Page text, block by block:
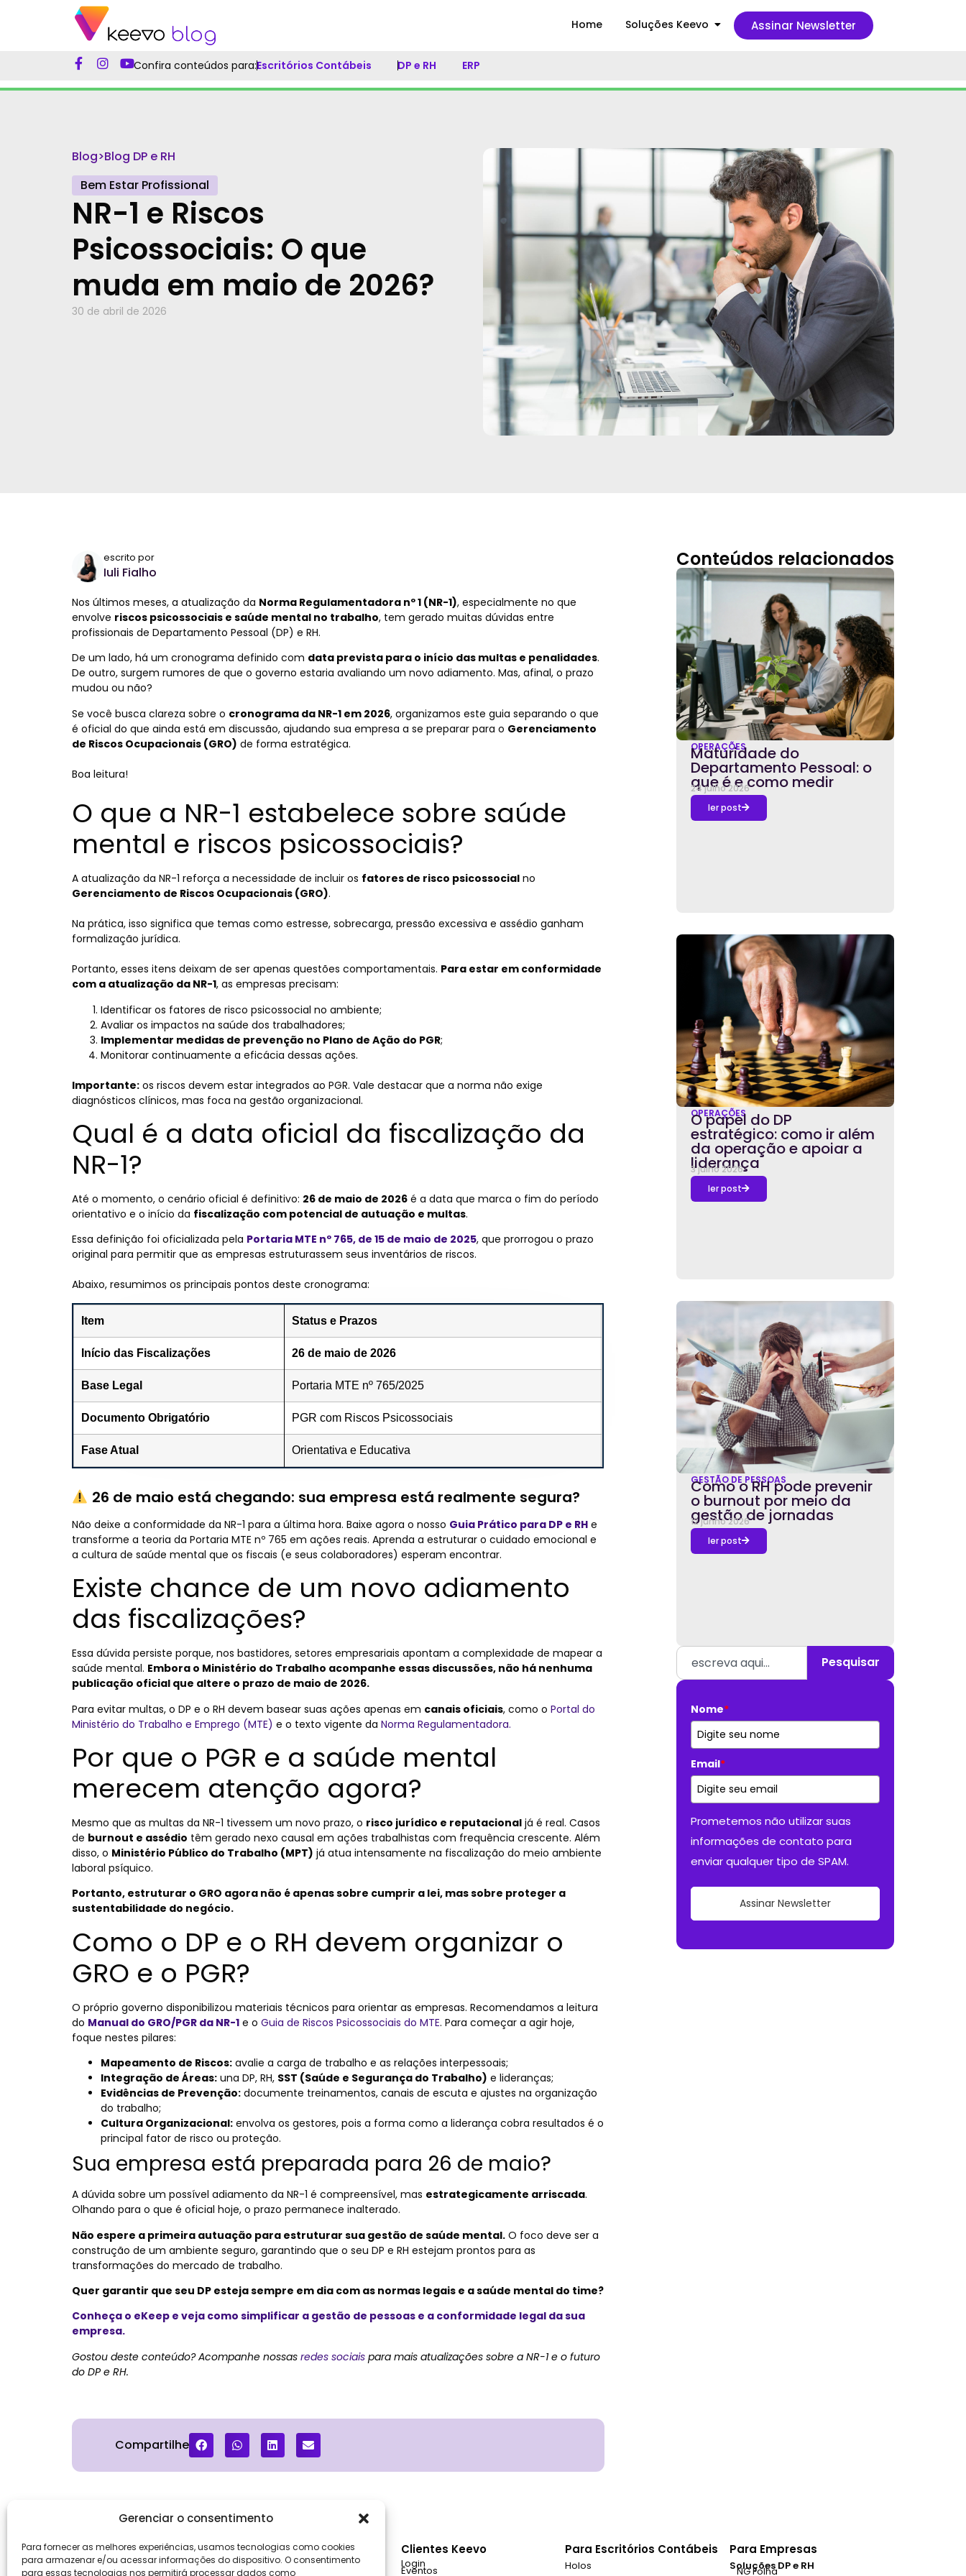
Gerenciar o consentimento
Para fornecer as melhores experiências, usamos tecnologias como cookies
para armazenar e/ou acessar informações do dispositivo. O consentimento
para essas tecnologias nos permitirá processar dados como
Home Soluções Keevo Assinar Newsletter
Confira conteúdos para:Escritórios Contábeis DP e RH ERP
Blog>Blog DP e RH
Bem Estar Profissional
NR-1 e Riscos
Psicossociais: O que
muda em maio de 2026?
30 de abril de 2026
escrito por
Iuli Fialho
Nos últimos meses, a atualização da Norma Regulamentadora nº 1 (NR-1), especialmente no que
envolve riscos psicossociais e saúde mental no trabalho, tem gerado muitas dúvidas entre
profissionais de Departamento Pessoal (DP) e RH.
De um lado, há um cronograma definido com data prevista para o início das multas e penalidades.
De outro, surgem rumores de que o governo estaria avaliando um novo adiamento. Mas, afinal, o prazo
mudou ou não?
Se você busca clareza sobre o cronograma da NR-1 em 2026, organizamos este guia separando o que
é oficial do que ainda está em discussão, ajudando sua empresa a se preparar para o Gerenciamento
de Riscos Ocupacionais (GRO) de forma estratégica.
Boa leitura!
O que a NR-1 estabelece sobre saúde
mental e riscos psicossociais?
A atualização da NR-1 reforça a necessidade de incluir os fatores de risco psicossocial no
Gerenciamento de Riscos Ocupacionais (GRO).
Na prática, isso significa que temas como estresse, sobrecarga, pressão excessiva e assédio ganham
formalização jurídica.
Portanto, esses itens deixam de ser apenas questões comportamentais. Para estar em conformidade
com a atualização da NR-1, as empresas precisam:
Identificar os fatores de risco psicossocial no ambiente;
Avaliar os impactos na saúde dos trabalhadores;
Implementar medidas de prevenção no Plano de Ação do PGR;
Monitorar continuamente a eficácia dessas ações.
Importante: os riscos devem estar integrados ao PGR. Vale destacar que a norma não exige
diagnósticos clínicos, mas foca na gestão organizacional.
Qual é a data oficial da fiscalização da
NR-1?
Até o momento, o cenário oficial é definitivo: 26 de maio de 2026 é a data que marca o fim do período
orientativo e o início da fiscalização com potencial de autuação e multas.
Essa definição foi oficializada pela Portaria MTE nº 765, de 15 de maio de 2025, que prorrogou o prazo
original para permitir que as empresas estruturassem seus inventários de riscos.
Abaixo, resumimos os principais pontos deste cronograma:
Item Status e Prazos
Início das Fiscalizações 26 de maio de 2026
Base Legal Portaria MTE nº 765/2025
Documento Obrigatório PGR com Riscos Psicossociais
Fase Atual Orientativa e Educativa
26 de maio está chegando: sua empresa está realmente segura?
Não deixe a conformidade da NR-1 para a última hora. Baixe agora o nosso Guia Prático para DP e RH e
transforme a teoria da Portaria MTE nº 765 em ações reais. Aprenda a estruturar o cuidado emocional e
a cultura de saúde mental que os fiscais (e seus colaboradores) esperam encontrar.
Existe chance de um novo adiamento
das fiscalizações?
Essa dúvida persiste porque, nos bastidores, setores empresariais apontam a complexidade de mapear a
saúde mental. Embora o Ministério do Trabalho acompanhe essas discussões, não há nenhuma
publicação oficial que altere o prazo de maio de 2026.
Para evitar multas, o DP e o RH devem basear suas ações apenas em canais oficiais, como o Portal do
Ministério do Trabalho e Emprego (MTE) e o texto vigente da Norma Regulamentadora.
Por que o PGR e a saúde mental
merecem atenção agora?
Mesmo que as multas da NR-1 tivessem um novo prazo, o risco jurídico e reputacional já é real. Casos
de burnout e assédio têm gerado nexo causal em ações trabalhistas com frequência crescente. Além
disso, o Ministério Público do Trabalho (MPT) já atua intensamente na fiscalização do meio ambiente
laboral psíquico.
Portanto, estruturar o GRO agora não é apenas sobre cumprir a lei, mas sobre proteger a
sustentabilidade do negócio.
Como o DP e o RH devem organizar o
GRO e o PGR?
O próprio governo disponibilizou materiais técnicos para orientar as empresas. Recomendamos a leitura
do Manual do GRO/PGR da NR-1 e o Guia de Riscos Psicossociais do MTE. Para começar a agir hoje,
foque nestes pilares:
Mapeamento de Riscos: avalie a carga de trabalho e as relações interpessoais;
Integração de Áreas: una DP, RH, SST (Saúde e Segurança do Trabalho) e lideranças;
Evidências de Prevenção: documente treinamentos, canais de escuta e ajustes na organização
do trabalho;
Cultura Organizacional: envolva os gestores, pois a forma como a liderança cobra resultados é o
principal fator de risco ou proteção.
Sua empresa está preparada para 26 de maio?
A dúvida sobre um possível adiamento da NR-1 é compreensível, mas estrategicamente arriscada.
Olhando para o que é oficial hoje, o prazo permanece inalterado.
Não espere a primeira autuação para estruturar sua gestão de saúde mental. O foco deve ser a
construção de um ambiente seguro, garantindo que o seu DP e RH estejam prontos para as
transformações do mercado de trabalho.
Quer garantir que seu DP esteja sempre em dia com as normas legais e a saúde mental do time?
Conheça o eKeep e veja como simplificar a gestão de pessoas e a conformidade legal da sua
empresa.
Gostou deste conteúdo? Acompanhe nossas redes sociais para mais atualizações sobre a NR-1 e o futuro
do DP e RH.
Compartilhe
Conteúdos relacionados
OPERAÇÕES
Maturidade do
Departamento Pessoal: o
que é e como medir
24 julho 2026
ler post
OPERAÇÕES
O papel do DP
estratégico: como ir além
da operação e apoiar a
liderança
3 julho 2026
ler post
GESTÃO DE PESSOAS
Como o RH pode prevenir
o burnout por meio da
gestão de jornadas
12 junho 2026
ler post
Pesquisar
Nome*
Email*
Prometemos não utilizar suas
informações de contato para
enviar qualquer tipo de SPAM.
Assinar Newsletter
Institucional
Sobre Nós
Clientes Keevo
Login
Eventos
Para Escritórios Contábeis
Holos
Para Empresas
Soluções DP e RH
NG Folha